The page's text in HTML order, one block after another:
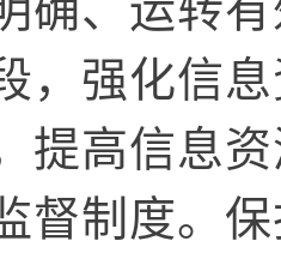
，强化信
提高信息
督制度。